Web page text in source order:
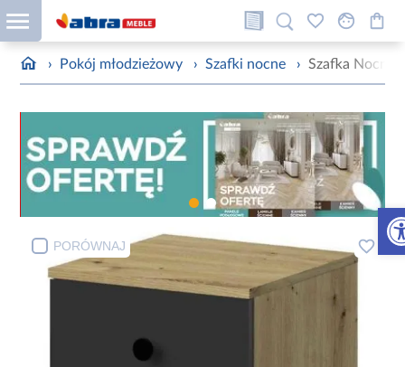
› Pokój młodzieżowy › Szafki nocne › Szafka Nocna
PORÓWNAJ